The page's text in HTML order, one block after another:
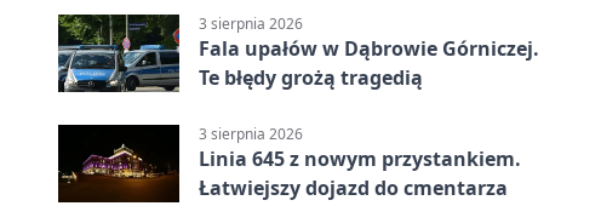
3 sierpnia 2026
Fala upałów w Dąbrowie Górniczej.
Te błędy grożą tragedią
3 sierpnia 2026
Linia 645 z nowym przystankiem.
Łatwiejszy dojazd do cmentarza